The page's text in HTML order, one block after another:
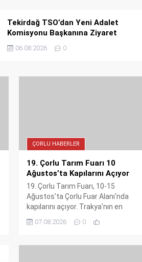
Tekirdağ TSO’dan Yeni Adalet
Komisyonu Başkanına Ziyaret
06.08.2026 0
ÇORLU HABERLER
19. Çorlu Tarım Fuarı 10
Ağustos’ta Kapılarını Açıyor
19. Çorlu Tarım Fuarı, 10-15
Ağustos'ta Çorlu Fuar Alanı'nda
kapılarını açıyor. Trakya'nın en
kapsamlı tarım etkinliği, sektör
temsilcilerini ve üreticileri bir araya
seminerler ve iş birliği fırsatları sizi
07.08.2026 0